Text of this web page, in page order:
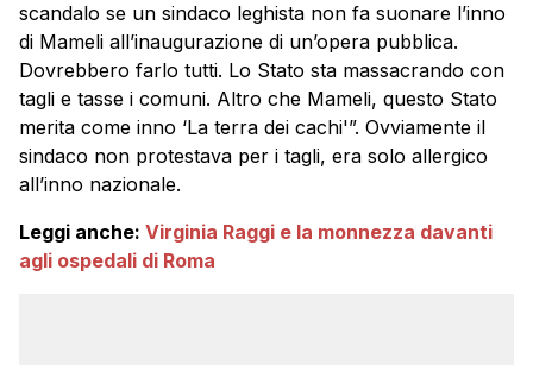
scandalo se un sindaco leghista non fa suonare l’inno
di Mameli all’inaugurazione di un’opera pubblica.
Dovrebbero farlo tutti. Lo Stato sta massacrando con
tagli e tasse i comuni. Altro che Mameli, questo Stato
merita come inno ‘La terra dei cachi'”. Ovviamente il
sindaco non protestava per i tagli, era solo allergico
all’inno nazionale.
Leggi anche: Virginia Raggi e la monnezza davanti
agli ospedali di Roma